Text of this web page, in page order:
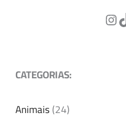
CATEGORIAS:
Animais(24)